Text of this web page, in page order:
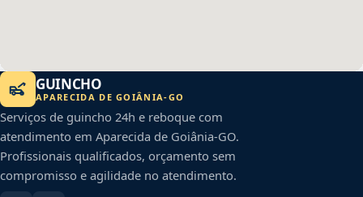
GUINCHO
APARECIDA DE GOIÂNIA-GO
Serviços de guincho 24h e reboque com
atendimento em Aparecida de Goiânia-GO.
Profissionais qualificados, orçamento sem
compromisso e agilidade no atendimento.